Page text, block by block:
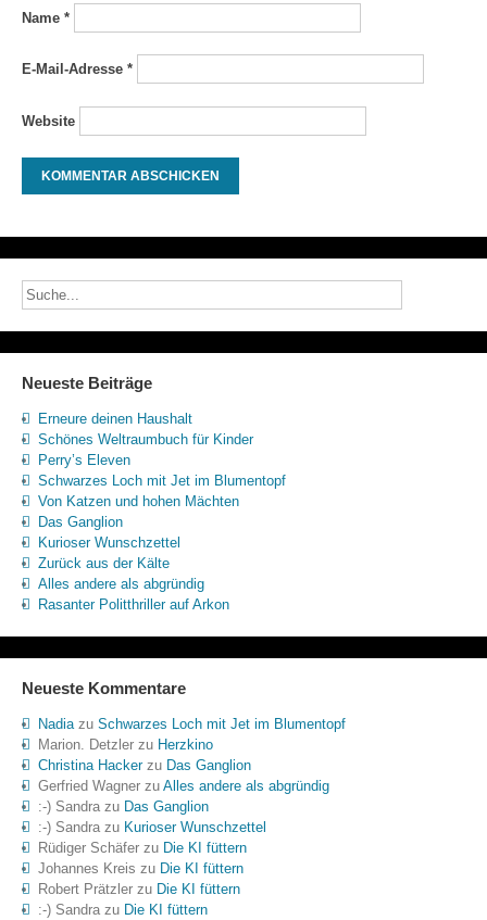
Name *
E-Mail-Adresse *
Website
Neueste Beiträge
Erneure deinen Haushalt
Schönes Weltraumbuch für Kinder
Perry’s Eleven
Schwarzes Loch mit Jet im Blumentopf
Von Katzen und hohen Mächten
Das Ganglion
Kurioser Wunschzettel
Zurück aus der Kälte
Alles andere als abgründig
Rasanter Politthriller auf Arkon
Neueste Kommentare
Nadiazu Schwarzes Loch mit Jet im Blumentopf
Marion. Detzlerzu Herzkino
Christina Hackerzu Das Ganglion
Gerfried Wagnerzu Alles andere als abgründig
:-) Sandrazu Das Ganglion
:-) Sandrazu Kurioser Wunschzettel
Rüdiger Schäferzu Die KI füttern
Johannes Kreis zu Die KI füttern
Robert Prätzlerzu Die KI füttern
:-) Sandrazu Die KI füttern